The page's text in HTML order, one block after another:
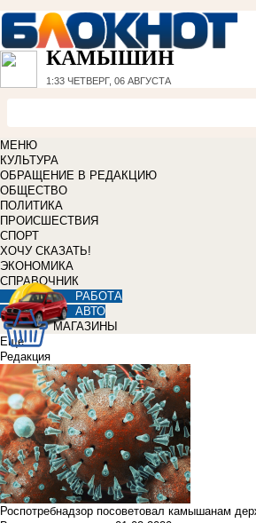
КАМЫШИН
1:33 ЧЕТВЕРГ, 06 АВГУСТА
МЕНЮ
КУЛЬТУРА
ОБРАЩЕНИЕ В РЕДАКЦИЮ
ОБЩЕСТВО
ПОЛИТИКА
ПРОИСШЕСТВИЯ
СПОРТ
ХОЧУ СКАЗАТЬ!
ЭКОНОМИКА
СПРАВОЧНИК
РАБОТА
АВТО
МАГАЗИНЫ
Еще
Редакция
Роспотребнадзор посоветовал камышанам